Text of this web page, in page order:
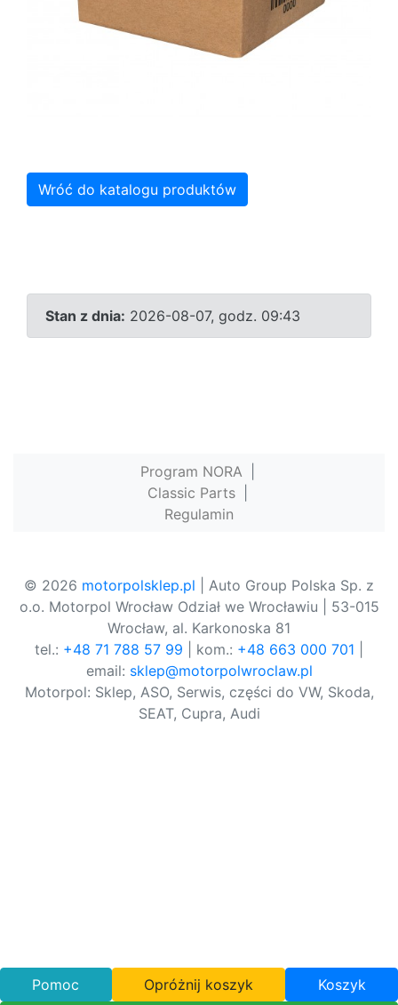
Wróć do katalogu produktów
Stan z dnia: 2026-08-07, godz. 09:43
Program NORA
Classic Parts
Regulamin
© 2026 motorpolsklep.pl | Auto Group Polska Sp. z
o.o. Motorpol Wrocław Odział we Wrocławiu | 53-015
Wrocław, al. Karkonoska 81
tel.: +48 71 788 57 99 | kom.: +48 663 000 701
email: sklep@motorpolwroclaw.pl
Motorpol: Sklep, ASO, Serwis, części do VW, Skoda,
SEAT, Cupra, Audi
Pomoc Opróżnij koszyk Koszyk